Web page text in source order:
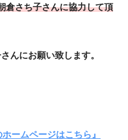
倉さち子さんに協力して頂
んにお願い致します。
ームページはこちら』